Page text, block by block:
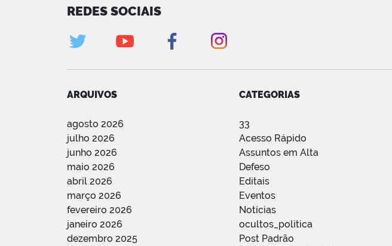
REDES SOCIAIS
ARQUIVOS
agosto 2026
julho 2026
junho 2026
maio 2026
abril 2026
março 2026
fevereiro 2026
janeiro 2026
dezembro 2025
CATEGORIAS
33
Acesso Rápido
Assuntos em Alta
Defeso
Editais
Eventos
Notícias
ocultos_politica
Post Padrão